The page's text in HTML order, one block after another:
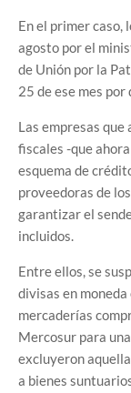
En el primer caso,
agosto por el
de Unión por la
25 de ese mes
Las empresas
fiscales -que
esquema de
proveedoras de
garantizar el
incluidos.
Entre ellos, se
divisas en
mercaderías
Mercosur para
excluyeron
a bienes